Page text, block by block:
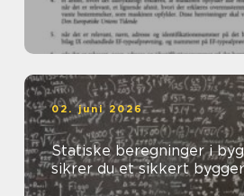
02. juni 2026
Statiske beregninger i
sikrer du et sikkert